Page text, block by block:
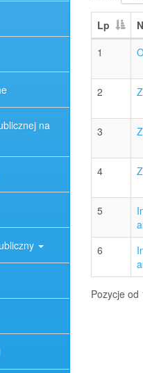
na
Lp
1
2
3
4
5
6
Pozycje od